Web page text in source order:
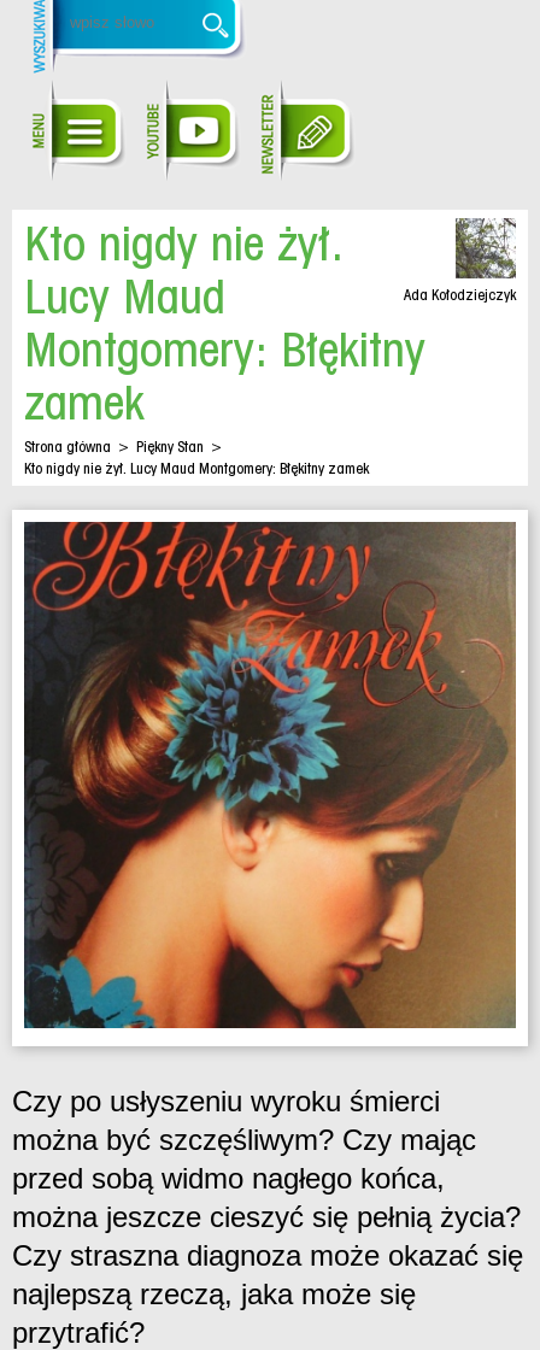
Ada Kołodziejczyk
Kto nigdy nie żył.
Lucy Maud
Montgomery: Błękitny
zamek
Strona główna > Piękny Stan >
Kto nigdy nie żył. Lucy Maud Montgomery: Błękitny zamek
Czy po usłyszeniu wyroku śmierci
można być szczęśliwym? Czy mając
przed sobą widmo nagłego końca,
można jeszcze cieszyć się pełnią życia?
Czy straszna diagnoza może okazać się
najlepszą rzeczą, jaka może się
przytrafić?